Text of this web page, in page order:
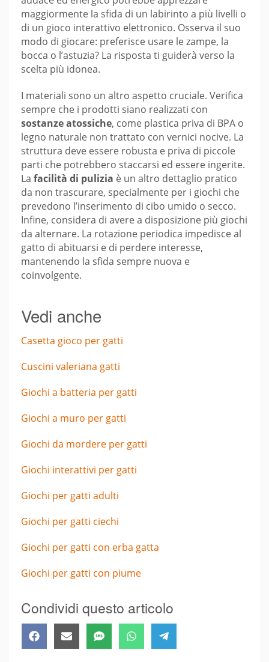
maggiormente la sfida di un labirinto a più livelli o
di un gioco interattivo elettronico. Osserva il suo
modo di giocare: preferisce usare le zampe, la
bocca o l’astuzia? La risposta ti guiderà verso la
scelta più idonea.
I materiali sono un altro aspetto cruciale. Verifica
sempre che i prodotti siano realizzati con
sostanze atossiche, come plastica priva di BPA o
legno naturale non trattato con vernici nocive. La
struttura deve essere robusta e priva di piccole
parti che potrebbero staccarsi ed essere ingerite.
La facilità di pulizia è un altro dettaglio pratico
da non trascurare, specialmente per i giochi che
prevedono l’inserimento di cibo umido o secco.
Infine, considera di avere a disposizione più giochi
da alternare. La rotazione periodica impedisce al
gatto di abituarsi e di perdere interesse,
mantenendo la sfida sempre nuova e
coinvolgente.
Vedi anche
Casetta gioco per gatti
Cuscini valeriana gatti
Giochi a batteria per gatti
Giochi a muro per gatti
Giochi da mordere per gatti
Giochi interattivi per gatti
Giochi per gatti adulti
Giochi per gatti ciechi
Giochi per gatti con erba gatta
Giochi per gatti con piume
Condividi questo articolo
Share
on
FacebookShare
on
Email Share
on
SMS Share
on
WhatsAppShare
on